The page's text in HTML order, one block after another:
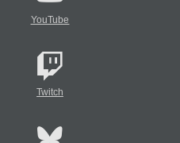
YouTube
Twitch